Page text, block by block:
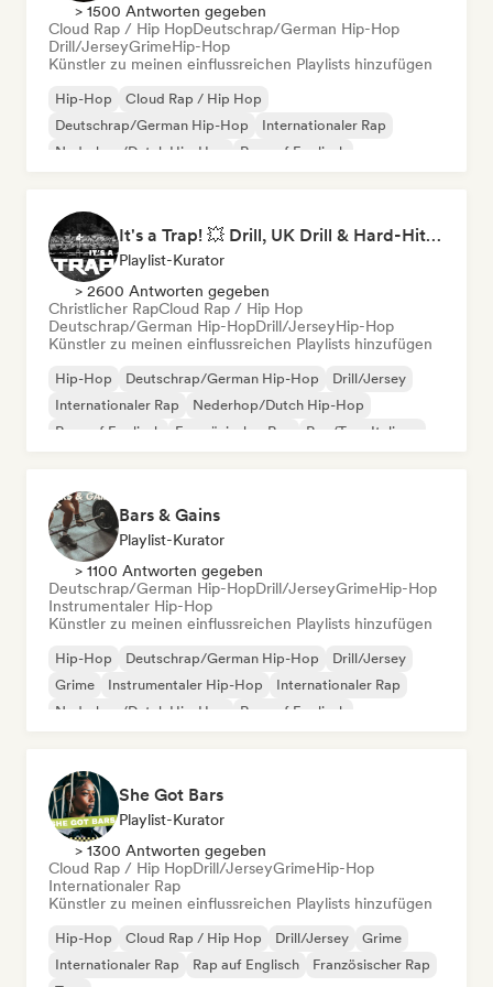
> 1500 Antworten gegeben
Cloud Rap / Hip HopDeutschrap/German Hip-Hop
Drill/JerseyGrimeHip-Hop
Künstler zu meinen einflussreichen Playlists hinzufügen
Hip-Hop
Cloud Rap / Hip Hop
Deutschrap/German Hip-Hop
Internationaler Rap
Nederhop/Dutch Hip-Hop
Rap auf Englisch
It's a Trap! 💥 Drill, UK Drill & Hard-Hitting Trap
Playlist-Kurator
> 2600 Antworten gegeben
Christlicher RapCloud Rap / Hip Hop
Deutschrap/German Hip-HopDrill/JerseyHip-Hop
Künstler zu meinen einflussreichen Playlists hinzufügen
Hip-Hop Deutschrap/German Hip-Hop
Drill/Jersey
Internationaler Rap
Nederhop/Dutch Hip-Hop
Rap auf Englisch
Französischer Rap Rap/Trap Italiano
Bars & Gains
Playlist-Kurator
> 1100 Antworten gegeben
Deutschrap/German Hip-HopDrill/JerseyGrimeHip-Hop
Instrumentaler Hip-Hop
Künstler zu meinen einflussreichen Playlists hinzufügen
Hip-Hop Deutschrap/German Hip-Hop
Drill/Jersey
Grime
Instrumentaler Hip-Hop
Internationaler Rap
Nederhop/Dutch Hip-Hop
Rap auf Englisch
She Got Bars
Playlist-Kurator
> 1300 Antworten gegeben
Cloud Rap / Hip HopDrill/JerseyGrimeHip-Hop
Internationaler Rap
Künstler zu meinen einflussreichen Playlists hinzufügen
Hip-Hop Cloud Rap / Hip Hop Drill/Jersey
Grime
Internationaler Rap
Rap auf Englisch
Französischer Rap